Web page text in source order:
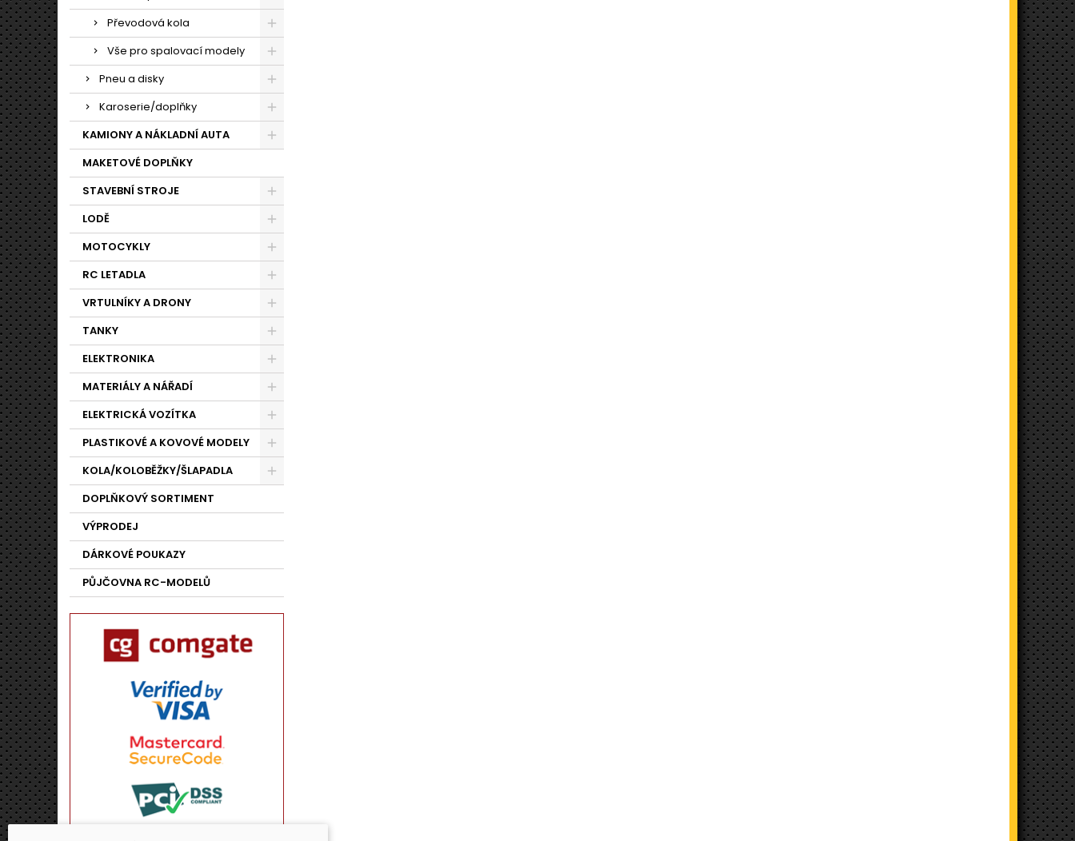
Převodová kola
Vše pro spalovací modely
Pneu a disky
Karoserie/doplňky
KAMIONY A NÁKLADNÍ AUTA
MAKETOVÉ DOPLŇKY
STAVEBNÍ STROJE
LODĚ
MOTOCYKLY
RC LETADLA
VRTULNÍKY A DRONY
TANKY
ELEKTRONIKA
MATERIÁLY A NÁŘADÍ
ELEKTRICKÁ VOZÍTKA
PLASTIKOVÉ A KOVOVÉ MODELY
KOLA/KOLOBĚŽKY/ŠLAPADLA
DOPLŇKOVÝ SORTIMENT
VÝPRODEJ
DÁRKOVÉ POUKAZY
PŮJČOVNA RC-MODELŮ